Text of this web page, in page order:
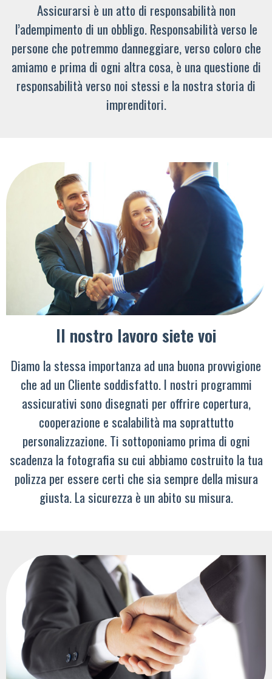
Assicurarsi è un atto di responsabilità non
l’adempimento di un obbligo. Responsabilità verso le
persone che potremmo danneggiare, verso coloro che
amiamo e prima di ogni altra cosa, è una questione di
responsabilità verso noi stessi e la nostra storia di
imprenditori.
Il nostro lavoro siete voi
Diamo la stessa importanza ad una buona provvigione
che ad un Cliente soddisfatto. I nostri programmi
assicurativi sono disegnati per offrire copertura,
cooperazione e scalabilità ma soprattutto
personalizzazione. Ti sottoponiamo prima di ogni
scadenza la fotografia su cui abbiamo costruito la tua
polizza per essere certi che sia sempre della misura
giusta. La sicurezza è un abito su misura.